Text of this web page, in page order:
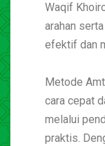
Waqif
arahan
efektif dan
Metode
cara cepat
melalui
praktis.